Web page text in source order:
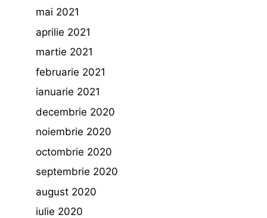
mai 2021
aprilie 2021
martie 2021
februarie 2021
ianuarie 2021
decembrie 2020
noiembrie 2020
octombrie 2020
septembrie 2020
august 2020
iulie 2020